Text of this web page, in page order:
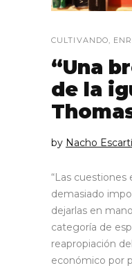
CULTIVANDO,
“Una
de la
by Nacho
“Las cuestiones
demasiado
dejarlas en
categoría de
reapropiación
económico por